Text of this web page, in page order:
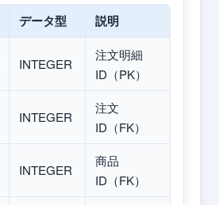
データ型 説明
INTEGER
注文明細
ID（PK）
INTEGER
注文
ID（FK）
INTEGER
商品
ID（FK）